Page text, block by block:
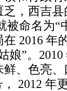
，西吉
被命名为“
2016 年
娘”。
、色亮
2012 年